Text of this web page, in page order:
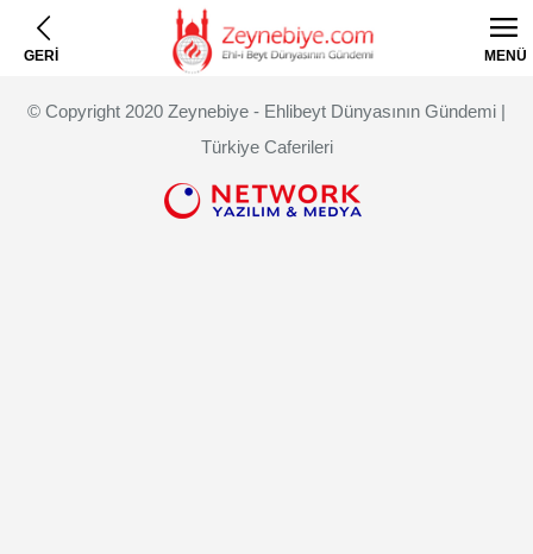
GERİ MENÜ
© Copyright 2020 Zeynebiye - Ehlibeyt Dünyasının Gündemi |
Türkiye Caferileri